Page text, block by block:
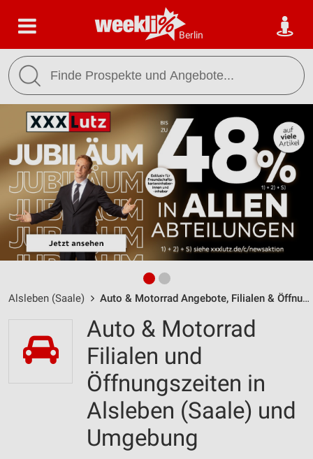
Berlin
Alsleben (Saale) Auto & Motorrad Angebote, Filialen & Öffnungszeiten
Auto & Motorrad
Filialen und
Öffnungszeiten in
Alsleben (Saale) und
Umgebung